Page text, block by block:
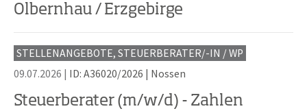
Olbernhau / Erzgebirge
STELLENANGEBOTE, STEUERBERATER/-IN / WP
09.07.2026 | ID: A36020/2026 | Nossen
Steuerberater (m/w/d) - Zahlen